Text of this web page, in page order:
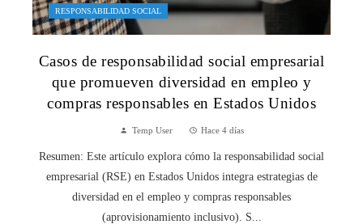
RESPONSABILIDAD SOCIAL
Casos de responsabilidad social empresarial
que promueven diversidad en empleo y
compras responsables en Estados Unidos
Temp User Hace 4 días
Resumen: Este artículo explora cómo la responsabilidad social
empresarial (RSE) en Estados Unidos integra estrategias de
diversidad en el empleo y compras responsables
(aprovisionamiento inclusivo). S...